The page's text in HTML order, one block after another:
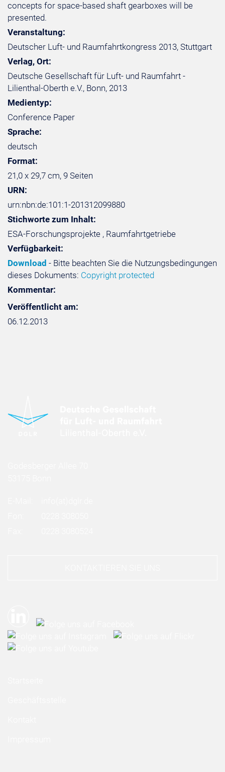
concepts for space-based shaft gearboxes will be
presented.
Veranstaltung:
Deutscher Luft- und Raumfahrtkongress 2013, Stuttgart
Verlag, Ort:
Deutsche Gesellschaft für Luft- und Raumfahrt -
Lilienthal-Oberth e.V., Bonn, 2013
Medientyp:
Conference Paper
Sprache:
deutsch
Format:
21,0 x 29,7 cm, 9 Seiten
URN:
urn:nbn:de:101:1-201312099880
Stichworte zum Inhalt:
ESA-Forschungsprojekte , Raumfahrtgetriebe
Verfügbarkeit:
Download - Bitte beachten Sie die Nutzungsbedingungen
dieses Dokuments: Copyright protected
Kommentar:
Veröffentlicht am:
06.12.2013